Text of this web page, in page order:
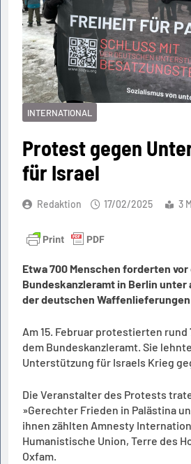
INTERNATIONAL
Protest gegen
für Israel
Redaktion 17/02/2025 3
Etwa 700 Menschen forderten vor
Bundeskanzleramt in Berlin unter
der deutschen
Am 15. Februar protestierten rund
dem Bundeskanzleramt. Sie
Unterstützung für Israels Krieg
Die Veranstalter des Protests
»Gerechter Frieden in Palästina
ihnen zählten Amnesty
Humanistische Union, Terre des
Oxfam.